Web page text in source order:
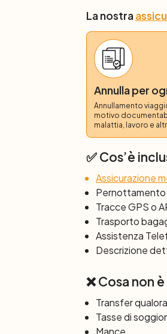
Su richiesta,
La nostra
Annulla per
Annullamento
motivo
malattia, lavoro e
✅ Cos’è
Assicurazione
Pernottamento
Tracce GPS o
Trasporto
Assistenza
Descrizione
❌ Cosa non
Transfer
Tasse di
Mance